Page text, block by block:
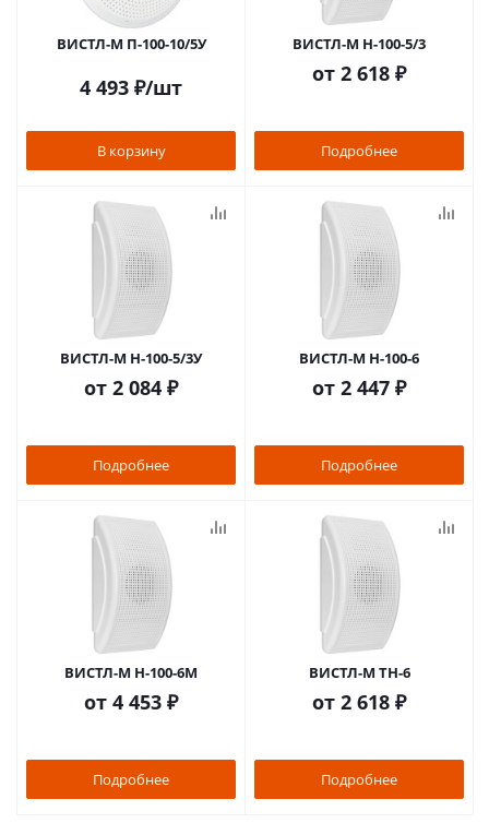
ВИСТЛ-М П-100-10/5У
4 493 ₽/шт
В корзину
ВИСТЛ-М Н-100-5/3
от 2 618 ₽
Подробнее
ВИСТЛ-М Н-100-5/3У
от 2 084 ₽
Подробнее
ВИСТЛ-М Н-100-6
от 2 447 ₽
Подробнее
ВИСТЛ-М Н-100-6М
от 4 453 ₽
Подробнее
ВИСТЛ-М ТН-6
от 2 618 ₽
Подробнее